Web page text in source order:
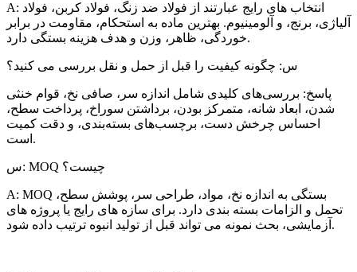
A: انتخاب های رایج عبارتند از فولاد ضد زنگ، فولاد کربن، فولاد
آلیاژی، برنج، و آلومینیوم. بهترین ماده به استحکام، مقاومت در برابر
خوردگی، ظاهر، وزن و هدف هزینه بستگی دارد.
س: چگونه کیفیت را قبل از حمل و نقل بررسی می کنید؟
پاسخ: بررسی‌های کلیدی شامل اندازه سر، صافی نخ، قوام خنثی
شدن، ابعاد شانه، متمرکز بودن، برداشتن سوراخ، پرداخت سطح،
احساس چرخش دست، برچسب‌های بسته‌بندی، و دقت کمیت
است.
س: MOQ چیست؟
A: MOQ بستگی به اندازه نخ، مواد، طراحی سر، پوشش سطح،
تحمل و الزامات بسته بندی دارد. برای سازه های رایج یا پروژه های
آزمایشی، بحث نمونه می تواند قبل از تولید انبوه ترتیب داده شود.